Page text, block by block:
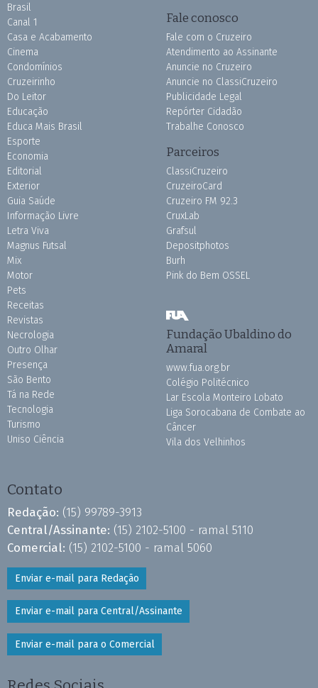
Brasil
Canal 1
Casa e Acabamento
Cinema
Condomínios
Cruzeirinho
Do Leitor
Educação
Educa Mais Brasil
Esporte
Economia
Editorial
Exterior
Guia Saúde
Informação Livre
Letra Viva
Magnus Futsal
Mix
Motor
Pets
Receitas
Revistas
Necrologia
Outro Olhar
Presença
São Bento
Tá na Rede
Tecnologia
Turismo
Uniso Ciência
Fale conosco
Fale com o Cruzeiro
Atendimento ao Assinante
Anuncie no Cruzeiro
Anuncie no ClassiCruzeiro
Publicidade Legal
Repórter Cidadão
Trabalhe Conosco
Parceiros
ClassiCruzeiro
CruzeiroCard
Cruzeiro FM 92.3
CruxLab
Grafsul
Depositphotos
Burh
Pink do Bem OSSEL
Fundação Ubaldino do
Amaral
www.fua.org.br
Colégio Politécnico
Lar Escola Monteiro Lobato
Liga Sorocabana de Combate ao
Câncer
Vila dos Velhinhos
Contato
Redação: (15) 99789-3913
Central/Assinante: (15) 2102-5100 - ramal 5110
Comercial: (15) 2102-5100 - ramal 5060
Enviar e-mail para Redação
Enviar e-mail para Central/Assinante
Enviar e-mail para o Comercial